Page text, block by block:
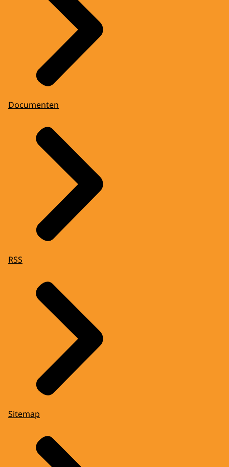
Documenten
RSS
Sitemap